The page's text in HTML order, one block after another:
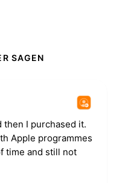
SAGEN
then I purchased it.
Apple programmes
time and still not